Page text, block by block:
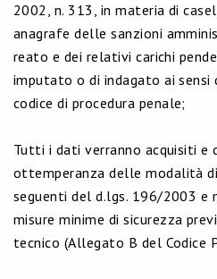
2002, n. 313, in materia di
anagrafe delle sanzioni
reato e dei relativi carichi
imputato o di indagato ai
codice di procedura penale;
Tutti i dati verranno acquisiti e
ottemperanza delle modalità
seguenti del d.lgs. 196/2003 e
misure minime di sicurezza
tecnico (Allegato B del Codice